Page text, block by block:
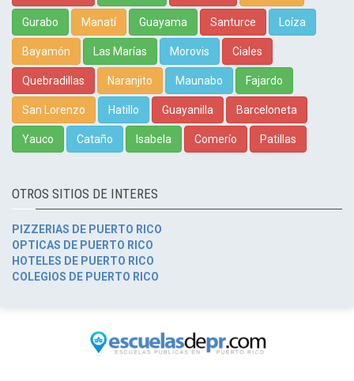
Gurabo Manatí Guayama Santurce Loíza
Bayamón Las Marías Morovis Ciales
Quebradillas Naranjito Maunabo Fajardo
San Lorenzo Hatillo Guayanilla Barceloneta
Yauco Cataño Isabela Comerío Patillas
OTROS SITIOS DE INTERES
PIZZERIAS DE PUERTO RICO
OPTICAS DE PUERTO RICO
HOTELES DE PUERTO RICO
COLEGIOS DE PUERTO RICO